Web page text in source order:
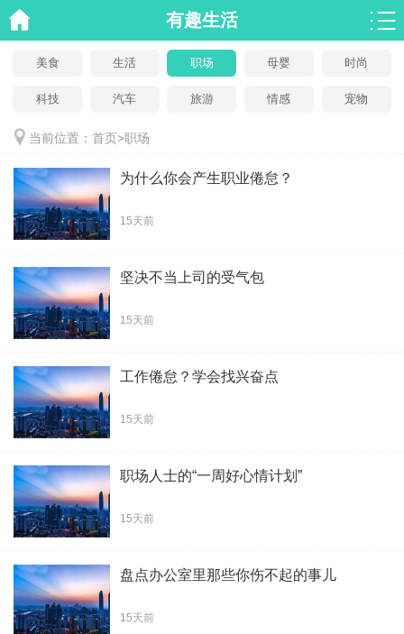
有趣生活
美食 生活 职场 母婴 时尚
科技 汽车 旅游 情感 宠物
当前位置： 首页>职场
为什么你会产生职业倦怠？
15天前
坚决不当上司的受气包
15天前
工作倦怠？学会找兴奋点
15天前
职场人士的“一周好心情计划”
15天前
盘点办公室里那些你伤不起的事儿
15天前